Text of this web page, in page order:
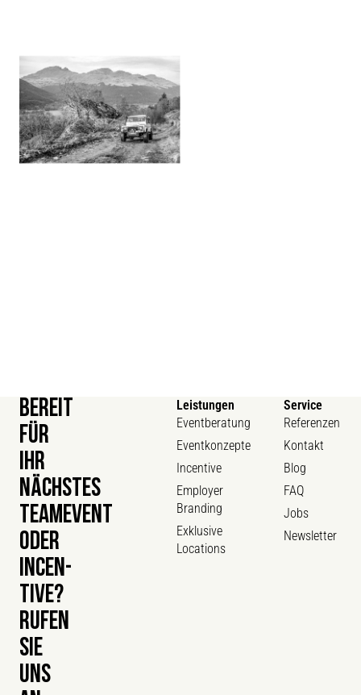
Leistungen
Eventberatung
Eventkonzepte
Incentive
Employer
Branding
Exklusive
Locations
Service
Referenzen
Kontakt
Blog
FAQ
Jobs
Newsletter
BEREIT
FÜR
IHR
NÄCHSTES
TEAMEVENT
ODER
INCEN­
TIVE?
RUFEN
SIE
UNS